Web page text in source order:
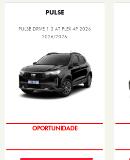
PULSE
PULSE DRIVE 1.3 AT FLEX 4P 2026
2026/2026
OPORTUNIDADE